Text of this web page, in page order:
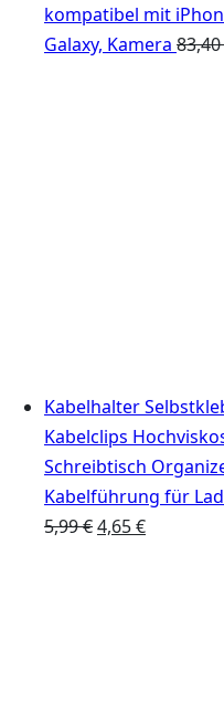
kompatibel mit
Galaxy, Kamera 83,40
Kabelhalter
Kabelclips
Schreibtisch
Kabelführung für
5,99€Ursprünglicher
4,65€Aktueller